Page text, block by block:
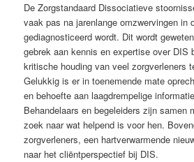
De Zorgstandaard Dissociatieve
vaak pas na jarenlange omzwervingen in
gediagnosticeerd wordt. Dit wordt
gebrek aan kennis en expertise over DIS
kritische houding van veel zorgverleners
Gelukkig is er in toenemende mate
en behoefte aan laagdrempelige
Behandelaars en begeleiders zijn samen
zoek naar wat helpend is voor hen.
zorgverleners, een hartverwarmende
naar het cliëntperspectief bij DIS.